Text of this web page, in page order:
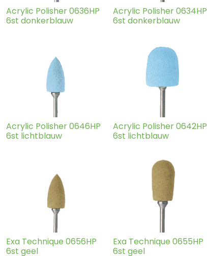
Acrylic Polisher 0636HP
6st donkerblauw
Acrylic Polisher 0634HP
6st donkerblauw
Acrylic Polisher 0646HP
6st lichtblauw
Acrylic Polisher 0642HP
6st lichtblauw
Exa Technique 0656HP
6st geel
Exa Technique 0655HP
6st geel